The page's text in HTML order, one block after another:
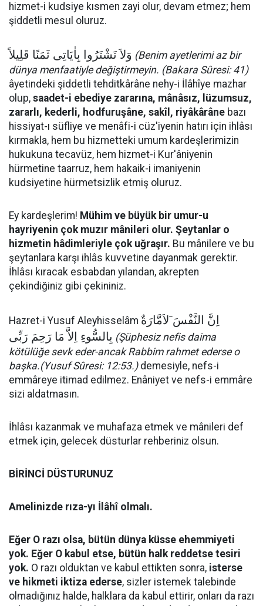
hizmet-i kudsiye kısmen zayi olur, devam etmez; hem
şiddetli mesul oluruz.
وَلاَ تَشْتَرُوا بِاٰيَاتِى ثَمَنًا قَلِيلاً (Benim ayetlerimi az bir
dünya menfaatiyle değiştirmeyin. (Bakara Sûresi: 41)
âyetindeki şiddetli tehditkârâne nehy-i İlâhîye mazhar
olup, saadet-i ebediye zararına, mânâsız, lüzumsuz,
zararlı, kederli, hodfuruşâne, sakîl, riyâkârâne bazı
hissiyat-ı süfliye ve menâfi-i cüz'iyenin hatırı için ihlâsı
kırmakla, hem bu hizmetteki umum kardeşlerimizin
hukukuna tecavüz, hem hizmet-i Kur'âniyenin
hürmetine taarruz, hem hakaik-i imaniyenin
kudsiyetine hürmetsizlik etmiş oluruz.
Ey kardeşlerim! Mühim ve büyük bir umur-u
hayriyenin çok muzır mânileri olur. Şeytanlar o
hizmetin hâdimleriyle çok uğraşır. Bu mânilere ve bu
şeytanlara karşı ihlâs kuvvetine dayanmak gerektir.
İhlâsı kıracak esbabdan yılandan, akrepten
çekindiğiniz gibi çekininiz.
Hazret-i Yusuf Aleyhisselâm اِنَّ النَّفْسَ َلاَمَّارَةٌ
بِالسُّوءِ اِلاَّ مَا رَحِمَ رَبِّى (Şüphesiz nefis daima
kötülüğe sevk eder-ancak Rabbim rahmet ederse o
başka.(Yusuf Sûresi: 12:53.)demesiyle, nefs-i
emmâreye itimad edilmez. Enâniyet ve nefs-i emmâre
sizi aldatmasın.
İhlâsı kazanmak ve muhafaza etmek ve mânileri def
etmek için, gelecek düsturlar rehberiniz olsun.
BİRİNCİ DÜSTURUNUZ
Amelinizde rıza-yı İlâhî olmalı.
Eğer O razı olsa, bütün dünya küsse ehemmiyeti
yok. Eğer O kabul etse, bütün halk reddetse tesiri
yok. O razı olduktan ve kabul ettikten sonra, isterse
ve hikmeti iktiza ederse, sizler istemek talebinde
olmadığınız halde, halklara da kabul ettirir, onları da razı